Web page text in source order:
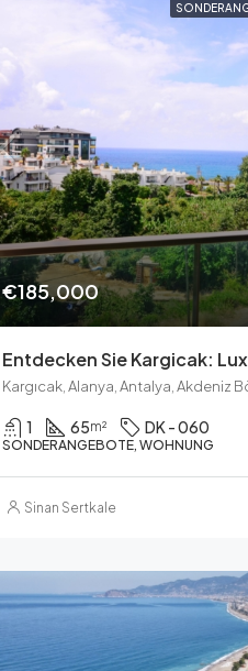
€185,000
Kargıcak, Alanya, Antalya, Akdeniz
1 65m² DK - 060
SONDERANGEBOTE, WOHNUNG
Sinan Sertkale